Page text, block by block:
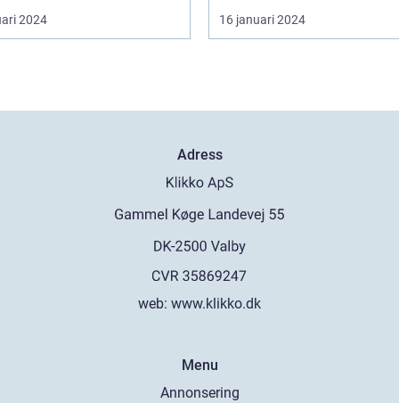
2024 16 januari 2024
Adress
web: www.klikko.dk
Menu
Annonsering